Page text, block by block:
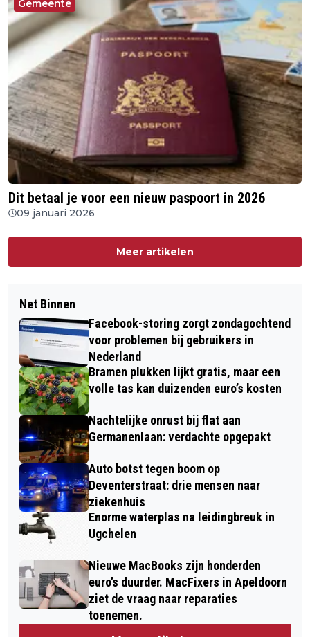
Gemeente
Dit betaal je voor een nieuw paspoort in 2026
09 januari 2026
Meer artikelen
Net Binnen
Facebook-storing zorgt zondagochtend
voor problemen bij gebruikers in
Nederland
Bramen plukken lijkt gratis, maar een
volle tas kan duizenden euro’s kosten
Nachtelijke onrust bij flat aan
Germanenlaan: verdachte opgepakt
Auto botst tegen boom op
Deventerstraat: drie mensen naar
ziekenhuis
Enorme waterplas na leidingbreuk in
Ugchelen
Nieuwe MacBooks zijn honderden
euro’s duurder. MacFixers in Apeldoorn
ziet de vraag naar reparaties
toenemen.